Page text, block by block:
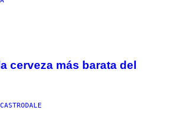
cerveza más barata del